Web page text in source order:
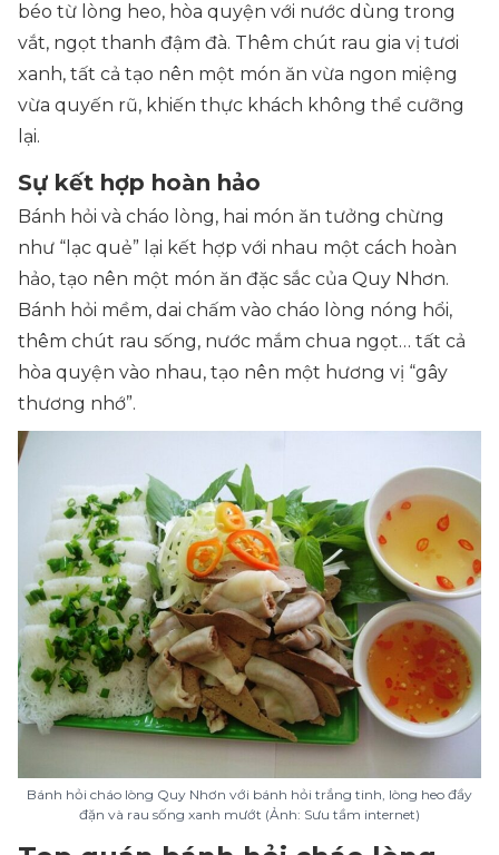
béo từ lòng heo, hòa quyện với nước dùng trong
vắt, ngọt thanh đậm đà. Thêm chút rau gia vị tươi
xanh, tất cả tạo nên một món ăn vừa ngon miệng
vừa quyến rũ, khiến thực khách không thể cưỡng
lại.
Sự kết hợp hoàn hảo
Bánh hỏi và cháo lòng, hai món ăn tưởng chừng
như “lạc quẻ” lại kết hợp với nhau một cách hoàn
hảo, tạo nên một món ăn đặc sắc của Quy Nhơn.
Bánh hỏi mềm, dai chấm vào cháo lòng nóng hổi,
thêm chút rau sống, nước mắm chua ngọt… tất cả
hòa quyện vào nhau, tạo nên một hương vị “gây
thương nhớ”.
Bánh hỏi cháo lòng Quy Nhơn với bánh hỏi trắng tinh, lòng heo đầy
đặn và rau sống xanh mướt (Ảnh: Sưu tầm internet)